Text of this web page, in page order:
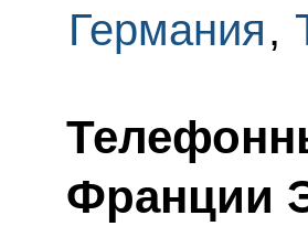
Германия,
Франции